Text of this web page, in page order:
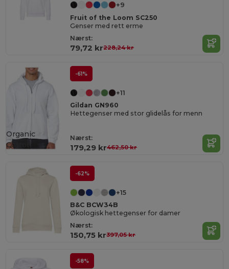
+9
Fruit of the Loom SC250
Genser med rett erme
Nærst:
79,72 kr228,24 kr
-61%
+11
Gildan GN960
Hettegenser med stor glidelås for menn
Nærst:
179,29 kr462,50 kr
Organic
Cotton
-62%
+15
B&C BCW34B
Økologisk hettegenser for damer
Nærst:
150,75 kr397,05 kr
-58%